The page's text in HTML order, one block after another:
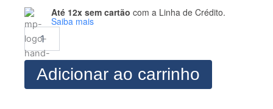
Até 12x sem cartão com a Linha de Crédito.
Saiba mais
Modelagem
de
Cropped
Laço
quantidade
Adicionar ao carrinho